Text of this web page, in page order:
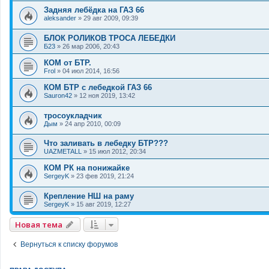
Задняя лебёдка на ГАЗ 66
aleksander » 29 авг 2009, 09:39
БЛОК РОЛИКОВ ТРОСА ЛЕБЕДКИ
Б23 » 26 мар 2006, 20:43
КОМ от БТР.
Frol » 04 июл 2014, 16:56
КОМ БТР с лебедкой ГАЗ 66
Sauron42 » 12 ноя 2019, 13:42
тросоукладчик
Дым » 24 апр 2010, 00:09
Что заливать в лебедку БТР???
UAZMETALL » 15 июл 2012, 20:34
КОМ РК на понижайке
SergeyK » 23 фев 2019, 21:24
Крепление НШ на раму
SergeyK » 15 авг 2019, 12:27
Новая тема
Вернуться к списку форумов